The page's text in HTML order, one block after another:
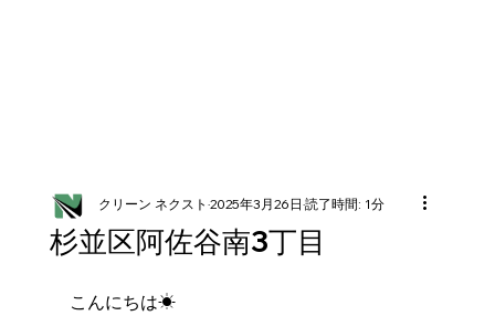
杉並区阿佐谷南3丁目
クリーン ネクスト 2025年3月26日 読了時間: 1分
こんにちは☀